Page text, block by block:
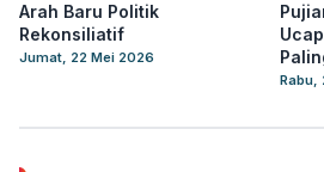
Arah Baru Politik
Rekonsiliatif
Jumat, 22 Mei 2026
Rabu,